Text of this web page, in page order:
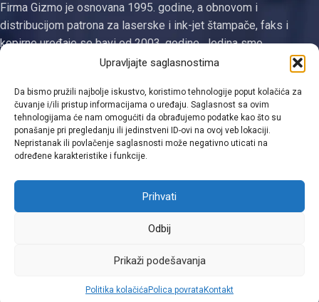
Upravljajte saglasnostima
Da bismo pružili najbolje iskustvo, koristimo tehnologije poput kolačića za
čuvanje i/ili pristup informacijama o uređaju. Saglasnost sa ovim
tehnologijama će nam omogućiti da obrađujemo podatke kao što su
ponašanje pri pregledanju ili jedinstveni ID-ovi na ovoj veb lokaciji.
Nepristanak ili povlačenje saglasnosti može negativno uticati na
određene karakteristike i funkcije.
Prihvati
Odbij
Prikaži podešavanja
Politika kolačića Polica povrata Kontakt
Firma Gizmo je osnovana 1995. godine, a obnovom i
distribucijom patrona za laserske i ink-jet štampače, faks i
kopirne uređaje se bavi od 2003. godine. Jedina smo
registrovana firma za proizvodnju tonera i ketridža na području
Kategorije
Linkovi
Moj račun